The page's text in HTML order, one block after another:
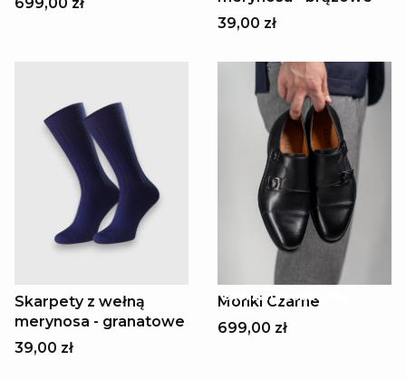
39,00 zł
Skarpety z wełną
merynosa - granatowe
39,00 zł
Skórzana podeszwa
Monki Czarne
699,00 zł